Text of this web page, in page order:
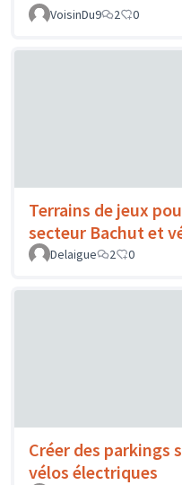
VoisinDu9
2 0
Terrains de jeux
secteur Bachut et
Delaigue
2 0
Créer des parkings
vélos électriques